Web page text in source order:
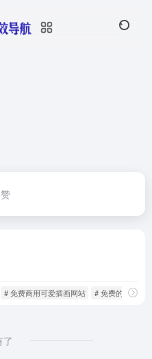
# 免费商用可爱插画网站 # 免费的插画素
了